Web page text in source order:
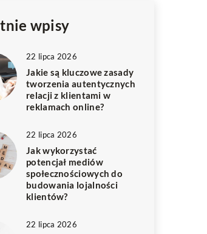
wpisy
22 lipca 2026
Jakie są kluczowe zasady
tworzenia autentycznych
relacji z klientami w
reklamach online?
22 lipca 2026
Jak wykorzystać
potencjał mediów
społecznościowych do
budowania lojalności
klientów?
22 lipca 2026